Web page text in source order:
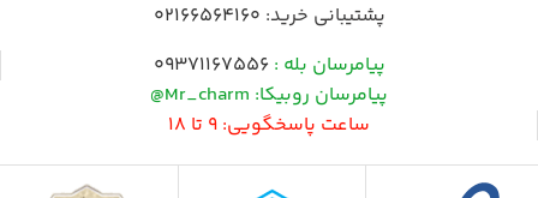
پشتیبانی خرید: 02166564160
پیامرسان بله : 09371167556
پیامرسان روبیکا: Mr_charm@
ساعت پاسخگویی: 9 تا 18